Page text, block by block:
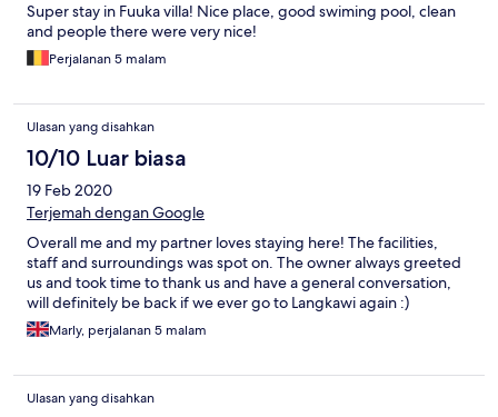
Super stay in Fuuka villa! Nice place, good swiming pool, clean
and people there were very nice!
Perjalanan 5 malam
Ulasan yang disahkan
10/10 Luar biasa
19 Feb 2020
Terjemah dengan Google
Overall me and my partner loves staying here! The facilities,
staff and surroundings was spot on. The owner always greeted
us and took time to thank us and have a general conversation,
will definitely be back if we ever go to Langkawi again :)
Marly, perjalanan 5 malam
Ulasan yang disahkan